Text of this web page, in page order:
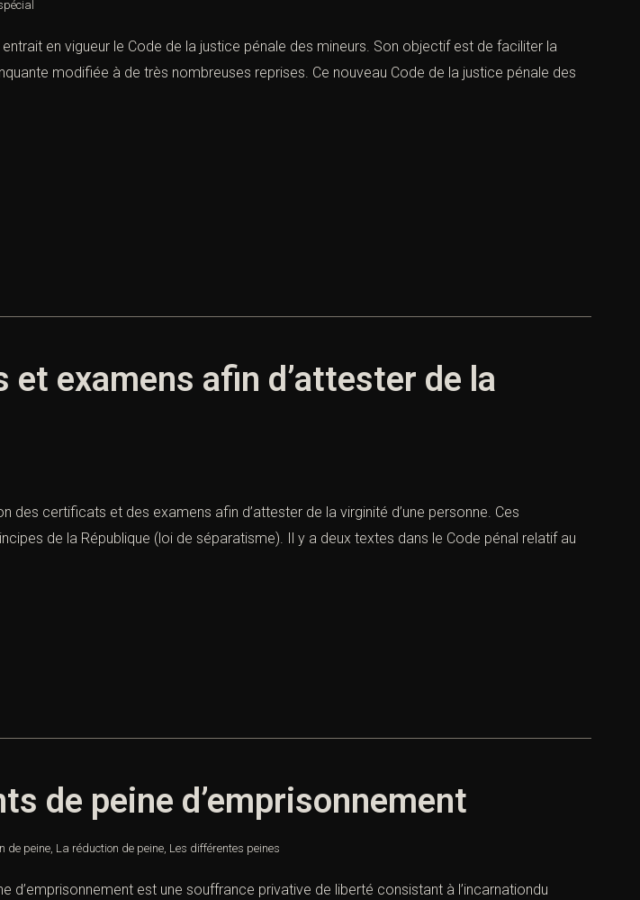
en vigueur le Code de la justice pénale des mineurs. Son objectif est de faciliter la
modifiée à de très nombreuses reprises. Ce nouveau Code de la justice pénale des
examens afin d’attester de la
des certificats et des examens afin d’attester de la virginité d’une personne. Ces
de la République (loi de séparatisme). Il y a deux textes dans le Code pénal relatif au
de peine d’emprisonnement
de peine, La réduction de peine, Les différentes peines
d’emprisonnement est une souffrance privative de liberté consistant à l’incarnationdu